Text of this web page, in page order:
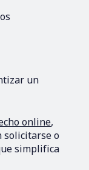
un
online,
solicitarse o
simplifica